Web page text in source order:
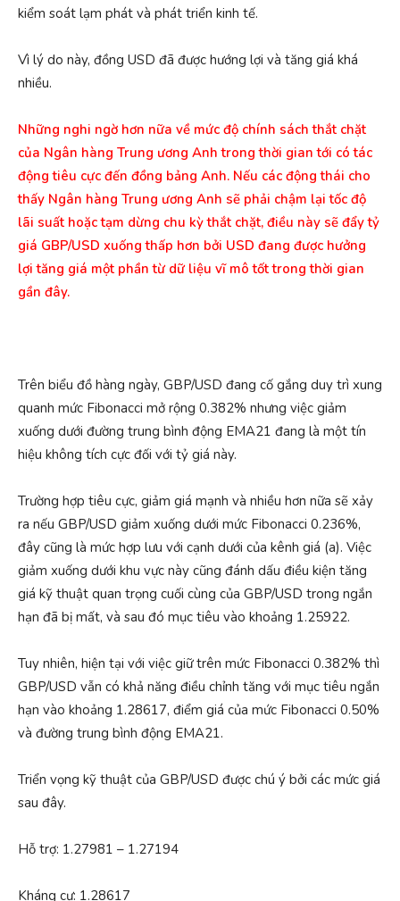
kiểm soát lạm phát và phát triển kinh tế.
Vì lý do này, đồng USD đã được hướng lợi và tăng giá khá
nhiều.
Những nghi ngờ hơn nữa về mức độ chính sách thắt chặt
của Ngân hàng Trung ương Anh trong thời gian tới có tác
động tiêu cực đến đồng bảng Anh. Nếu các động thái cho
thấy Ngân hàng Trung ương Anh sẽ phải chậm lại tốc độ
lãi suất hoặc tạm dừng chu kỳ thắt chặt, điều này sẽ đẩy tỷ
giá GBP/USD xuống thấp hơn bởi USD đang được hưởng
lợi tăng giá một phần từ dữ liệu vĩ mô tốt trong thời gian
gần đây.
Trên biểu đồ hàng ngày, GBP/USD đang cố gắng duy trì xung
quanh mức Fibonacci mở rộng 0.382% nhưng việc giảm
xuống dưới đường trung bình động EMA21 đang là một tín
hiệu không tích cực đối với tỷ giá này.
Trường hợp tiêu cực, giảm giá mạnh và nhiều hơn nữa sẽ xảy
ra nếu GBP/USD giảm xuống dưới mức Fibonacci 0.236%,
đây cũng là mức hợp lưu với cạnh dưới của kênh giá (a). Việc
giảm xuống dưới khu vực này cũng đánh dấu điều kiện tăng
giá kỹ thuật quan trọng cuối cùng của GBP/USD trong ngắn
hạn đã bị mất, và sau đó mục tiêu vào khoảng 1.25922.
Tuy nhiên, hiện tại với việc giữ trên mức Fibonacci 0.382% thì
GBP/USD vẫn có khả năng điều chỉnh tăng với mục tiêu ngắn
hạn vào khoảng 1.28617, điểm giá của mức Fibonacci 0.50%
và đường trung bình động EMA21.
Triển vọng kỹ thuật của GBP/USD được chú ý bởi các mức giá
sau đây.
Hỗ trợ: 1.27981 – 1.27194
Kháng cự: 1.28617